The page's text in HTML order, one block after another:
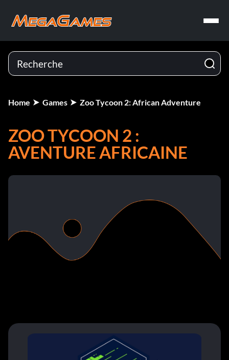
Home Games Zoo Tycoon 2: African Adventure
ZOO TYCOON 2 :
AVENTURE AFRICAINE